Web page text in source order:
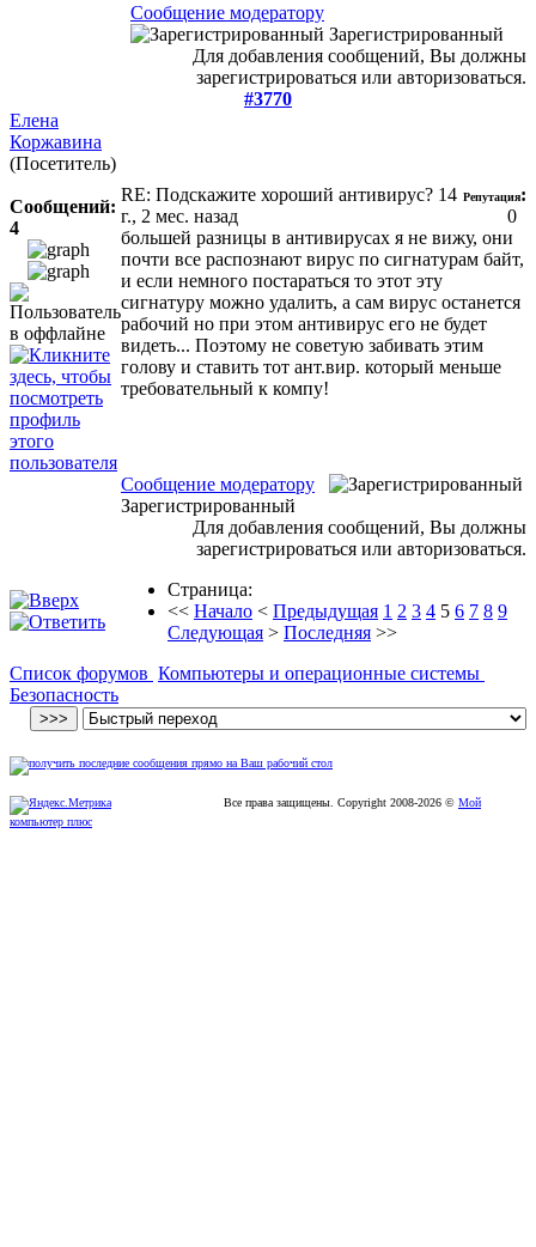
Сообщение модератору
Зарегистрированный
Для добавления сообщений, Вы должны
зарегистрироваться или авторизоваться.
#3770
Елена
Коржавина
(Посетитель)
Сообщений:
4
RE: Подскажите хороший антивирус? 14
г., 2 мес. назад
Репутация:
0
большей разницы в антивирусах я не вижу, они
почти все распознают вирус по сигнатурам байт,
и если немного постараться то этот эту
сигнатуру можно удалить, а сам вирус останется
рабочий но при этом антивирус его не будет
видеть... Поэтому не советую забивать этим
голову и ставить тот ант.вир. который меньше
требовательный к компу!
Сообщение модератору
Зарегистрированный
Для добавления сообщений, Вы должны
зарегистрироваться или авторизоваться.
Страница:
<< Начало < Предыдущая 1 2 3 4 5 6 7 8 9
Следующая > Последняя >>
Список форумов Компьютеры и операционные системы
Безопасность
Все права защищены. Copyright 2008-2026 © Мой
компьютер плюс